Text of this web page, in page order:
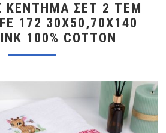
ΚΈΝΤΗΜΑ ΣΕΤ 2 ΤΕΜ
172 30X50,70X140
100% COTTON